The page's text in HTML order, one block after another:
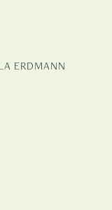
ERDMANN